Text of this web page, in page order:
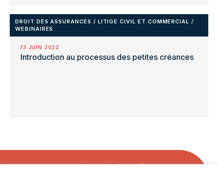
DROIT DES ASSURANCES / LITIGE CIVIL ET COMMERCIAL /
WEBINAIRES
13 JUIN 2022
Introduction au processus des petites créances